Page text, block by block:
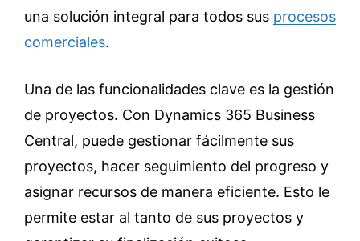
una solución integral para todos sus procesos
comerciales.
Una de las funcionalidades clave es la gestión
de proyectos. Con Dynamics 365 Business
Central, puede gestionar fácilmente sus
proyectos, hacer seguimiento del progreso y
asignar recursos de manera eficiente. Esto le
permite estar al tanto de sus proyectos y